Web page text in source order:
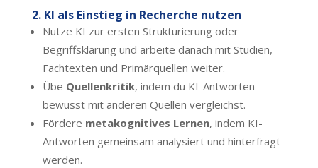
2. KI als Einstieg in Recherche nutzen
Nutze KI zur ersten Strukturierung oder
Begriffsklärung und arbeite danach mit Studien,
Fachtexten und Primärquellen weiter.
Übe Quellenkritik, indem du KI-Antworten
bewusst mit anderen Quellen vergleichst.
Fördere metakognitives Lernen, indem KI-
Antworten gemeinsam analysiert und hinterfragt
werden.